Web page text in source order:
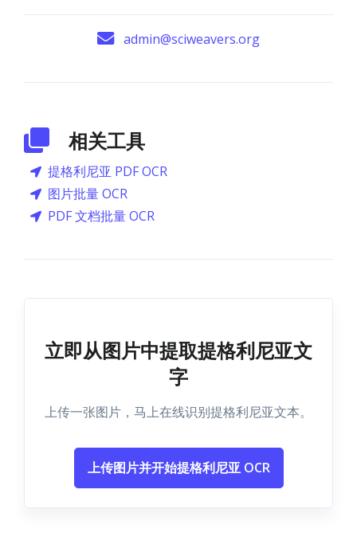
admin@sciweavers.org
相关工具
提格利尼亚 PDF OCR
图片批量 OCR
PDF 文档批量 OCR
立即从图片中提取提格利尼亚文
字
上传一张图片，马上在线识别提格利尼亚文本。
上传图片并开始提格利尼亚 OCR